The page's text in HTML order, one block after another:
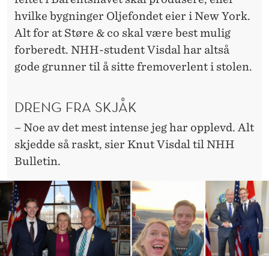
hvilke bygninger Oljefondet eier i New York.
Alt for at Støre & co skal være best mulig
forberedt. NHH-student Visdal har altså
gode grunner til å sitte fremoverlent i stolen.
DRENG FRA SKJÅK
– Noe av det mest intense jeg har opplevd. Alt
skjedde så raskt, sier Knut Visdal til NHH
Bulletin.